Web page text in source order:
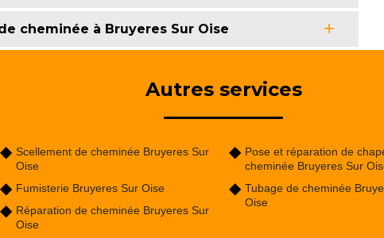
cheminée à Bruyeres Sur Oise
Autres services
Scellement de cheminée Bruyeres Sur
Oise
Fumisterie Bruyeres Sur Oise
Réparation de cheminée Bruyeres Sur
Oise
Pose et réparation de
cheminée Bruyeres Sur
Tubage de cheminée
Oise